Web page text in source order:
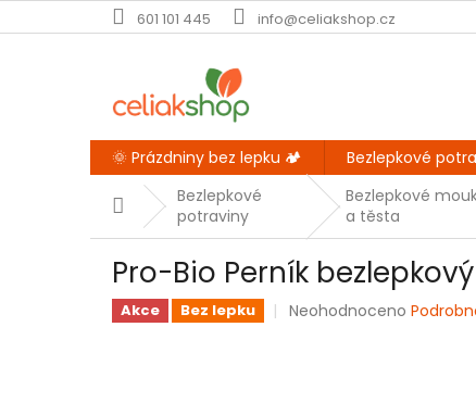
na
601 101 445 info@celiakshop.cz
🌞 Prázdniny bez lepku 🏕️ Bezlepkové
DomůBezlepkové
potraviny
Bezlepkové
a těsta
Pro-Bio Perník
Akce Bez lepku
Průměrné
Neohodnoceno